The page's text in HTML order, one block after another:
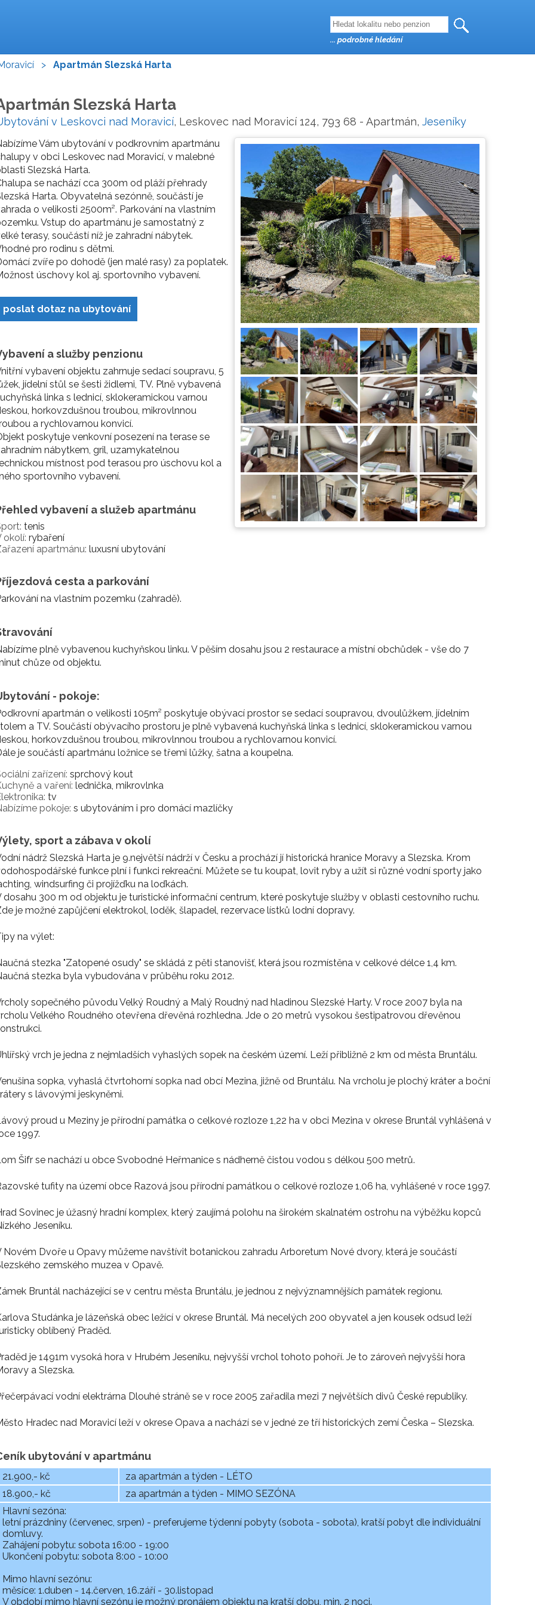
> Apartmán Slezská Harta
Slezská Harta
v Leskovci nad Moravicí, Leskovec nad Moravicí 124, 793 68 - Apartmán, Jeseníky
Vám ubytování v podkrovním apartmánu
v obci Leskovec nad Moravicí, v malebné
Slezská Harta.
se nachází cca 300m od pláží přehrady
Harta. Obyvatelná sezónně, součástí je
o velikosti 2500m². Parkování na vlastním
Vstup do apartmánu je samostatný z
terasy, součástí níž je zahradní nábytek.
pro rodinu s dětmi.
zvíře po dohodě (jen malé rasy) za poplatek.
úschovy kol aj. sportovního vybavení.
poslat dotaz na ubytování
a služby penzionu
vybavení objektu zahrnuje sedací soupravu, 5
jídelní stůl se šesti židlemi, TV. Plně vybavená
linka s lednicí, sklokeramickou varnou
horkovzdušnou troubou, mikrovlnnou
a rychlovarnou konvicí.
poskytuje venkovní posezení na terase se
nábytkem, gril, uzamykatelnou
místnost pod terasou pro úschovu kol a
sportovního vybavení.
vybavení a služeb apartmánu
tenis
okolí: rybaření
apartmánu: luxusní ubytování
cesta a parkování
na vlastním pozemku (zahradě).
plně vybavenou kuchyňskou linku. V pěším dosahu jsou 2 restaurace a místní obchůdek - vše do 7
chůze od objektu.
- pokoje:
apartmán o velikosti 105m² poskytuje obývací prostor se sedací soupravou, dvoulůžkem, jídelním
a TV. Součástí obývacího prostoru je plně vybavená kuchyňská linka s lednicí, sklokeramickou varnou
horkovzdušnou troubou, mikrovlnnou troubou a rychlovarnou konvicí.
je součástí apartmánu ložnice se třemi lůžky, šatna a koupelna.
zařízení: sprchový kout
a vaření: lednička, mikrovlnka
tv
pokoje: s ubytováním i pro domácí mazlíčky
sport a zábava v okolí
nádrž Slezská Harta je 9.největší nádrží v Česku a prochází jí historická hranice Moravy a Slezska. Krom
funkce plní i funkci rekreační. Můžete se tu koupat, lovit ryby a užít si různé vodní sporty jako
windsurfing či projížďku na loďkách.
dosahu 300 m od objektu je turistické informační centrum, které poskytuje služby v oblasti cestovního ruchu.
je možné zapůjčení elektrokol, loděk, šlapadel, rezervace lístků lodní dopravy.
na výlet:
stezka "Zatopené osudy" se skládá z pěti stanovišť, která jsou rozmístěna v celkové délce 1,4 km.
stezka byla vybudována v průběhu roku 2012.
sopečného původu Velký Roudný a Malý Roudný nad hladinou Slezské Harty. V roce 2007 byla na
Velkého Roudného otevřena dřevěná rozhledna. Jde o 20 metrů vysokou šestipatrovou dřevěnou
vrch je jedna z nejmladších vyhaslých sopek na českém území. Leží přibližně 2 km od města Bruntálu.
sopka, vyhaslá čtvrtohorní sopka nad obcí Mezina, jižně od Bruntálu. Na vrcholu je plochý kráter a boční
s lávovými jeskyněmi.
proud u Meziny je přírodní památka o celkové rozloze 1,22 ha v obci Mezina v okrese Bruntál vyhlášená v
1997.
Šifr se nachází u obce Svobodné Heřmanice s nádherně čistou vodou s délkou 500 metrů.
tufity na území obce Razová jsou přírodní památkou o celkové rozloze 1,06 ha, vyhlášené v roce 1997.
Sovinec je úžasný hradní komplex, který zaujímá polohu na širokém skalnatém ostrohu na výběžku kopců
Jeseníku.
Novém Dvoře u Opavy můžeme navštívit botanickou zahradu Arboretum Nové dvory, která je součástí
zemského muzea v Opavě.
Bruntál nacházející se v centru města Bruntálu, je jednou z nejvýznamnějších památek regionu.
Studánka je lázeňská obec ležící v okrese Bruntál. Má necelých 200 obyvatel a jen kousek odsud leží
oblíbený Praděd.
je 1491m vysoká hora v Hrubém Jeseníku, nejvyšší vrchol tohoto pohoří. Je to zároveň nejvyšší hora
a Slezska.
vodní elektrárna Dlouhé stráně se v roce 2005 zařadila mezi 7 největších divů České republiky.
Hradec nad Moravicí leží v okrese Opava a nachází se v jedné ze tří historických zemí Česka – Slezska.
ubytování v apartmánu
21.900,- kč
za apartmán a týden - LÉTO
18.900,- kč
za apartmán a týden - MIMO SEZÓNA
Hlavní sezóna:
letní prázdniny (červenec, srpen) - preferujeme týdenní pobyty (sobota - sobota), kratší pobyt dle individuální
domluvy.
Zahájení pobytu: sobota 16:00 - 19:00
Ukončení pobytu: sobota 8:00 - 10:00
Mimo hlavní sezónu:
měsíce: 1.duben - 14.červen, 16.září - 30.listopad
V období mimo hlavní sezónu je možný pronájem objektu na kratší dobu, min. 2 noci.
... podrobné hledání